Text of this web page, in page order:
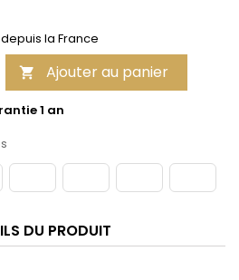
la France
 Ajouter au panier
1 an
DU PRODUIT